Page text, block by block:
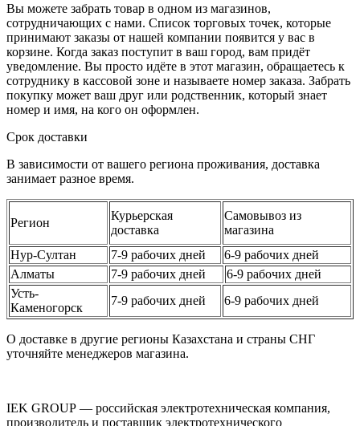
Вы можете забрать товар в одном из магазинов,
сотрудничающих с нами. Список торговых точек, которые
принимают заказы от нашей компании появится у вас в
корзине. Когда заказ поступит в ваш город, вам придёт
уведомление. Вы просто идёте в этот магазин, обращаетесь к
сотруднику в кассовой зоне и называете номер заказа. Забрать
покупку может ваш друг или родственник, который знает
номер и имя, на кого он оформлен.
Срок доставки
В зависимости от вашего региона проживания, доставка
занимает разное время.
Регион
Курьерская
доставка
Самовывоз из
магазина
Нур-Султан
7-9 рабочих дней
6-9 рабочих дней
Алматы
7-9 рабочих дней
6-9 рабочих дней
Усть-
Каменогорск
7-9 рабочих дней 6-9 рабочих дней
О доставке в другие регионы Казахстана и страны СНГ
уточняйте менеджеров магазина.
IEK GROUP — российская электротехническая компания,
производитель и поставщик электротехнического